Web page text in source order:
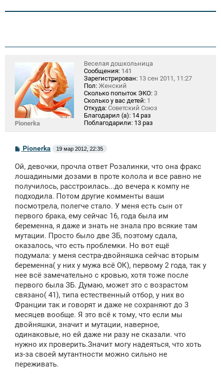
Pionerka
Веселая дошкольница
Сообщения: 141
Зарегистрирован: 13 сен 2011, 11:27
Пол: Женский
Сколько попыток ЭКО: 3
Сколько у вас детей: 1
Откуда: Советский Союз
Благодарил (а): 14 раз
Поблагодарили: 13 раз
С
о
б
щ
н
и
Pionerka 19 мар 2012, 22:35
Ой, девочки, прочла ответ Розалинки, что она фракс
лошадиными дозами в проте колола и все равно не
получилось, расстроилась...до вечера к компу не
подходила. Потом другие комменты ваши
посмотрела, полегче стало. У меня есть сын от
первого брака, ему сейчас 16, года была им
беременна, я даже и знать не знала про всякие там
мутации. Просто было две ЗБ, поэтому сдала,
оказалось, что есть проблемки. Но вот ещё
подумала: у меня сестра-двойняшка сейчас вторым
беременна( у них у мужа всё ОК), первому 2 года, так у
нее всё замечательно с кровью, хотя тоже после
первого была ЗБ. Думаю, может это с возрастом
связано( 41), типа естественный отбор, у них во
Франции так и говорят и даже не сохраняют до 3
месяцев вообще. Я это всё к тому, что если мы
двойняшки, значит и мутации, наверное,
одинаковые, но ей даже ни разу не сказали. что
нужно их проверить.Значит могу надеяться, что хоть
из-за своей мутантности можно сильно не
переживать.